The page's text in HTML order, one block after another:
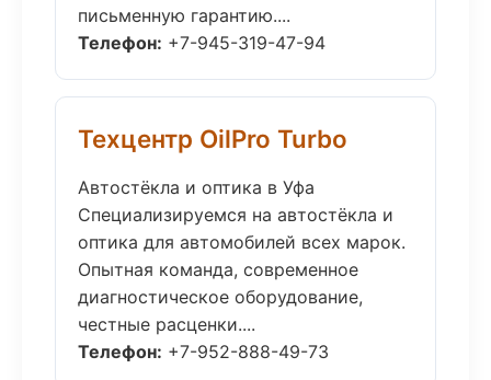
письменную гарантию....
Телефон: +7-945-319-47-94
Техцентр OilPro Turbo
Автостёкла и оптика в Уфа
Специализируемся на автостёкла и
оптика для автомобилей всех марок.
Опытная команда, современное
диагностическое оборудование,
честные расценки....
Телефон: +7-952-888-49-73